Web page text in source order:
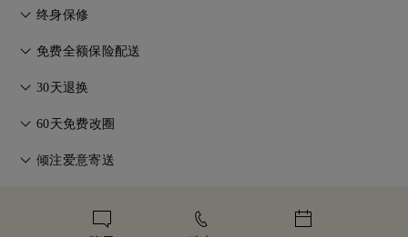
匠心工艺，一件一作。由77 Diamonds大师级珠宝匠将您的想法
终身保修
在77 Diamonds的任何购买均享有终身制造保修。如出现制造问
免费全额保险配送
无论您住在哪里，所有邮费都是免费的。我们将通过联邦快递
险地将您的商品直接送到您家门口。我们会为所有订单投保，以
使用马尔卡-阿米特（Malca-Amit）或布林克斯（Brinks）等专
内退货或换货。
30天退换
如您不完全满意，可在30天内退换商品。详情请参阅我们的
60天免费改圈
为确保完美佩戴体验，77 Diamonds 提供交付后60天内的免费
倾注爱意寄送
盒中，精美包装，静候重要时刻。